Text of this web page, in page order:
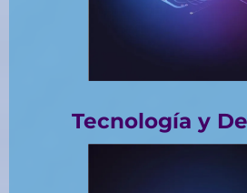
Tecnología y